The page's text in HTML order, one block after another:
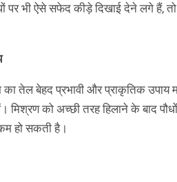
पर भी ऐसे सफेद कीड़े दिखाई देने लगे
का तेल बेहद प्रभावी और प्राकृतिक
को अच्छी तरह हिलाने के बाद
हो सकती है।